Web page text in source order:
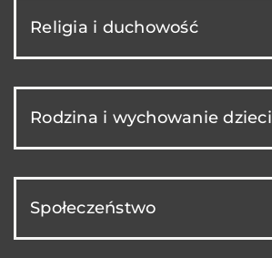
Religia i duchowość
Rodzina i wychowanie dzieci
Społeczeństwo